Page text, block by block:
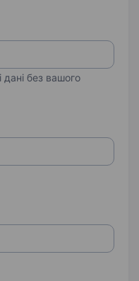
дані без вашого